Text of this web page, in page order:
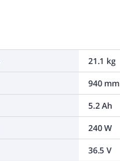
21.1 kg
940 mm
5.2 Ah
240 W
36.5 V